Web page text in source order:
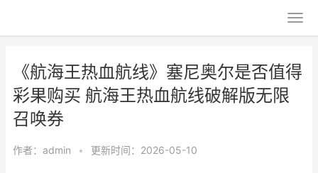
《航海王热血航线》塞尼奥尔是否值得
彩果购买 航海王热血航线破解版无限
召唤券
作者： admin • 更新时间：2026-05-10